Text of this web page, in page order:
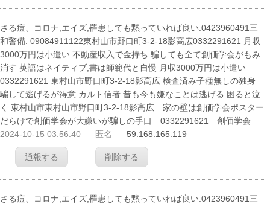
さる痘、コロナ,エイズ,罹患しても黙っていれば良い.0423960491三
和警備. 09084911122東村山市野口町3-2-18影高広0332291621 月収
3000万円は小遣い.不動産収入で金持ち 騙しても全て創価学会がもみ
消す 英語はネイティブ,書は師範代と自慢 月収3000万円は小遣い
0332291621 東村山市野口町3-2-18影高広 検査済み子種無しの独身
騙して逃げるが得意 カルト信者 昔も今も嫌なことは逃げる.困ると泣
く 東村山市東村山市野口町3-2-18影高広 家の壁は創価学会ポスター
だらけで創価学会が大嫌いが騙しの手口 0332291621 創価学会
2024-10-15 03:56:40
匿名 59.168.165.119
通報する 削除する
さる痘、コロナ,エイズ,罹患しても黙っていれば良い.0423960491三